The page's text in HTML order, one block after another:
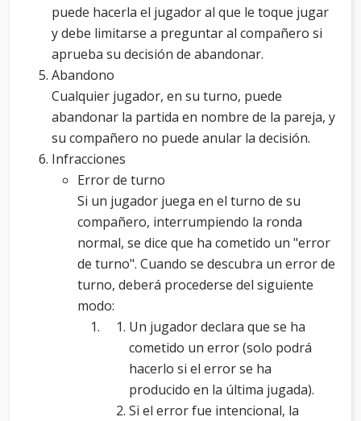
puede hacerla el jugador al que le toque jugar
y debe limitarse a preguntar al compañero si
aprueba su decisión de abandonar.
Abandono
Cualquier jugador, en su turno, puede
abandonar la partida en nombre de la pareja, y
su compañero no puede anular la decisión.
Infracciones
Error de turno
Si un jugador juega en el turno de su
compañero, interrumpiendo la ronda
normal, se dice que ha cometido un "error
de turno". Cuando se descubra un error de
turno, deberá procederse del siguiente
modo:
Un jugador declara que se ha
cometido un error (solo podrá
hacerlo si el error se ha
producido en la última jugada).
Si el error fue intencional, la